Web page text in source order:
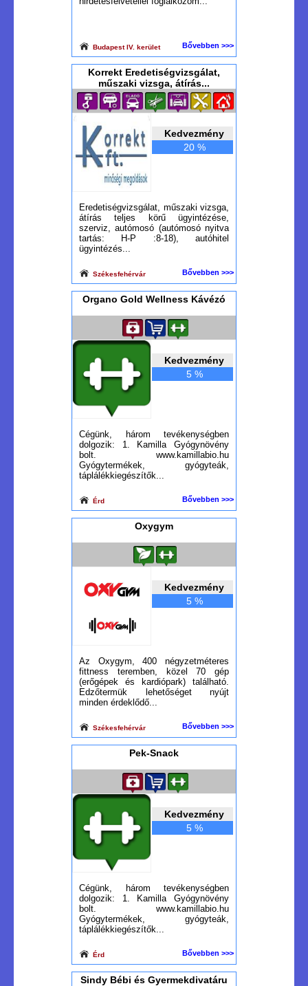
Budapest IV. kerület Bővebben >>>
Korrekt Eredetiségvizsgálat,
műszaki vizsga, átírás...
Kedvezmény
20 %
Eredetiségvizsgálat, műszaki vizsga,
átírás teljes körű ügyintézése,
szerviz, autómosó (autómosó nyitva
tartás: H-P :8-18), autóhitel
ügyintézés...
Székesfehérvár Bővebben >>>
Organo Gold Wellness Kávézó
Kedvezmény
5 %
Cégünk, három tevékenységben
dolgozik: 1. Kamilla Gyógynövény
bolt. www.kamillabio.hu
Gyógytermékek, gyógyteák,
táplálékkiegészítők...
Érd Bővebben >>>
Oxygym
Kedvezmény
5 %
Az Oxygym, 400 négyzetméteres
fittness teremben, közel 70 gép
(erőgépek és kardiópark) található.
Edzőtermük lehetőséget nyújt
minden érdeklődő...
Székesfehérvár Bővebben >>>
Pek-Snack
Kedvezmény
5 %
Cégünk, három tevékenységben
dolgozik: 1. Kamilla Gyógynövény
bolt. www.kamillabio.hu
Gyógytermékek, gyógyteák,
táplálékkiegészítők...
Érd Bővebben >>>
Sindy Bébi és Gyermekdivatáru